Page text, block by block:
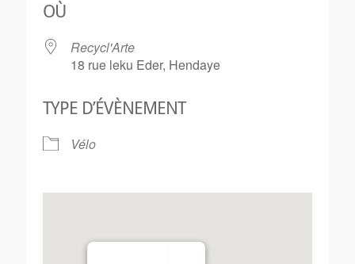
OÙ
Recycl'Arte
18 rue leku Eder, Hendaye
TYPE D’ÉVÈNEMENT
Vélo